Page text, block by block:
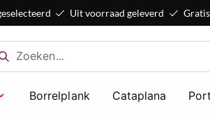
Uit voorraad geleverd
Borrelplank Cataplana